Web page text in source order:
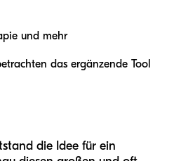
und mehr
das ergänzende Tool
die Idee für ein